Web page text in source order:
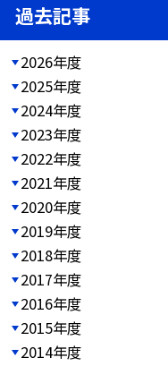
過去記事
2026年度
2025年度
2024年度
2023年度
2022年度
2021年度
2020年度
2019年度
2018年度
2017年度
2016年度
2015年度
2014年度